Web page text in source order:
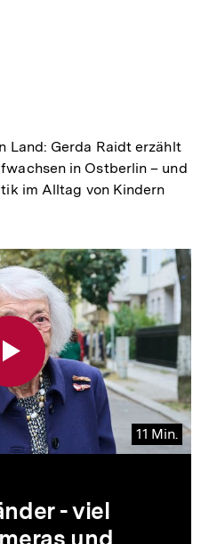
Land: Gerda Raidt erzählt
in Ostberlin – und
im Alltag von Kindern
11 Min.
- viel